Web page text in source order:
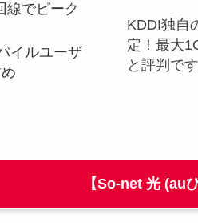
線でピーク
イルユーザ
KDDI独自
定！最大
と評判です
【So-net 光 (au